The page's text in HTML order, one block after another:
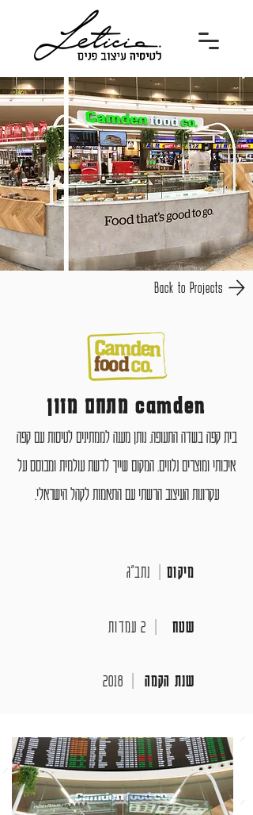
Back to Projects
camden מתחם מזון
בית קפה בשדה התעופה. נותן מענה לממתינים לטיסות עם קפה
איכותי ומוצרים נלווים. המקום שייך לרשת עולמית ומבוסס על
עקרונות העיצוב הרשתי עם התאמות לקהל הישראלי.
נתב"ג מיקום
2 עמדות שטח
2018 שנת הקמה